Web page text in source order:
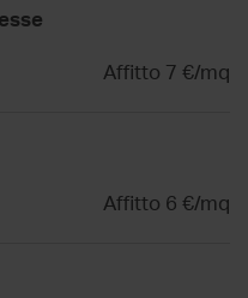
Affitto 7 €/mq
Affitto 6 €/mq